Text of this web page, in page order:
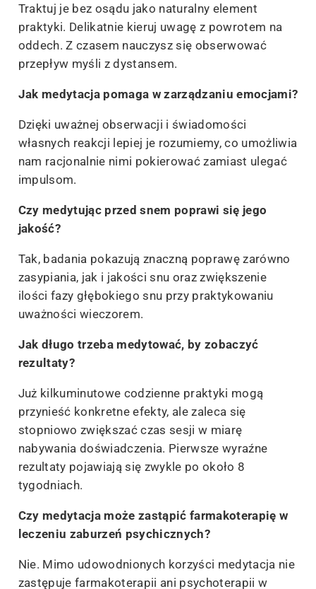
Traktuj je bez osądu jako naturalny element
praktyki. Delikatnie kieruj uwagę z powrotem na
oddech. Z czasem nauczysz się obserwować
przepływ myśli z dystansem.
Jak medytacja pomaga w zarządzaniu emocjami?
Dzięki uważnej obserwacji i świadomości
własnych reakcji lepiej je rozumiemy, co umożliwia
nam racjonalnie nimi pokierować zamiast ulegać
impulsom.
Czy medytując przed snem poprawi się jego
jakość?
Tak, badania pokazują znaczną poprawę zarówno
zasypiania, jak i jakości snu oraz zwiększenie
ilości fazy głębokiego snu przy praktykowaniu
uważności wieczorem.
Jak długo trzeba medytować, by zobaczyć
rezultaty?
Już kilkuminutowe codzienne praktyki mogą
przynieść konkretne efekty, ale zaleca się
stopniowo zwiększać czas sesji w miarę
nabywania doświadczenia. Pierwsze wyraźne
rezultaty pojawiają się zwykle po około 8
tygodniach.
Czy medytacja może zastąpić farmakoterapię w
leczeniu zaburzeń psychicznych?
Nie. Mimo udowodnionych korzyści medytacja nie
zastępuje farmakoterapii ani psychoterapii w